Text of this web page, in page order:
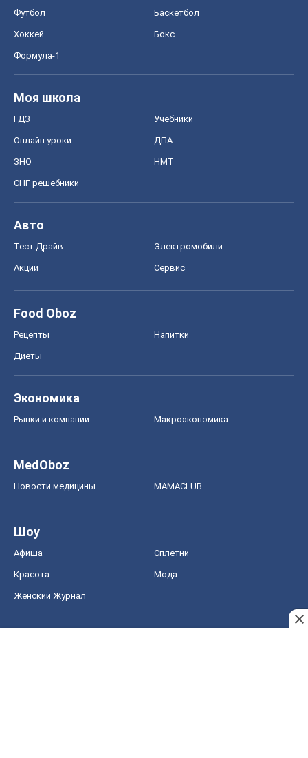
Футбол Баскетбол
Хоккей Бокс
Формула-1
Моя школа
ГДЗ Учебники
Онлайн уроки ДПА
ЗНО НМТ
СНГ решебники
Авто
Тест Драйв Электромобили
Акции Сервис
Food Oboz
Рецепты Напитки
Диеты
Экономика
Рынки и компании Mакроэкономика
MedOboz
Новости медицины MAMACLUB
Шоу
Афиша Сплетни
Красота Мода
Женский Журнал